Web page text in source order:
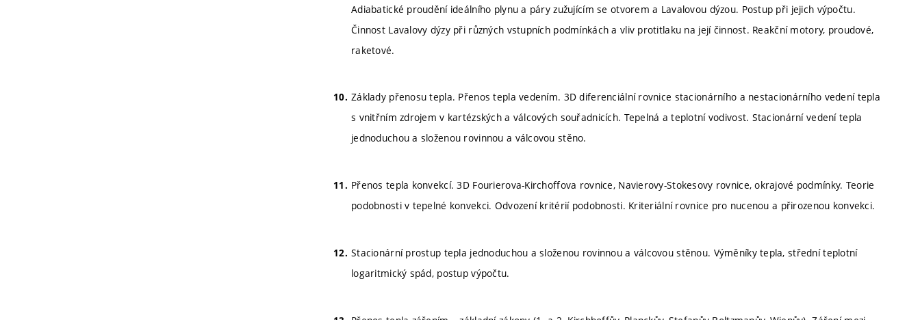
Adiabatické proudění ideálního plynu a páry zužujícím se otvorem a Lavalovou dýzou. Postup při jejich výpočtu.
Činnost Lavalovy dýzy při různých vstupních podmínkách a vliv protitlaku na její činnost. Reakční motory, proudové,
raketové.
Základy přenosu tepla. Přenos tepla vedením. 3D diferenciální rovnice stacionárního a nestacionárního vedení tepla
s vnitřním zdrojem v kartézských a válcových souřadnicích. Tepelná a teplotní vodivost. Stacionární vedení tepla
jednoduchou a složenou rovinnou a válcovou stěno.
Přenos tepla konvekcí. 3D Fourierova-Kirchoffova rovnice, Navierovy-Stokesovy rovnice, okrajové podmínky. Teorie
podobnosti v tepelné konvekci. Odvození kritérií podobnosti. Kriteriální rovnice pro nucenou a přirozenou konvekci.
Stacionární prostup tepla jednoduchou a složenou rovinnou a válcovou stěnou. Výměníky tepla, střední teplotní
logaritmický spád, postup výpočtu.